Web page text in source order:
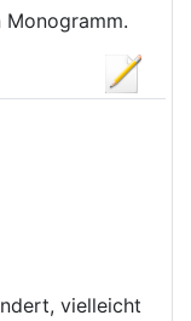
Monogramm.
vielleicht